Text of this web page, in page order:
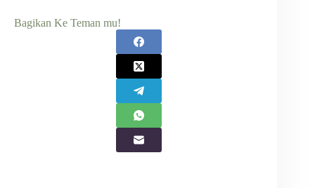
Bagikan Ke Teman mu!